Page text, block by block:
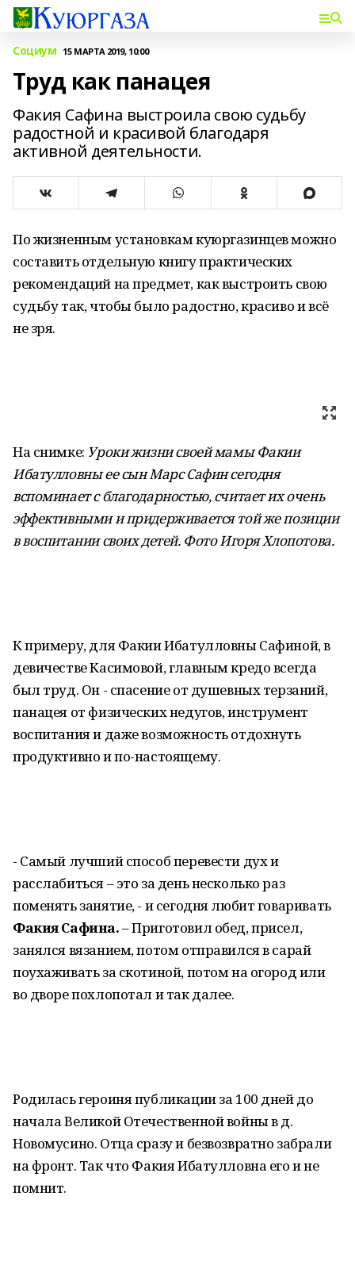
Социум 15 МАРТА 2019, 10:00
Труд как панацея
Факия Сафина выстроила свою судьбу
радостной и красивой благодаря
активной деятельности.
По жизненным установкам куюргазинцев можно
составить отдельную книгу практических
рекомендаций на предмет, как выстроить свою
судьбу так, чтобы было радостно, красиво и всё
не зря.
На снимке: Уроки жизни своей мамы Факии
Ибатулловны ее сын Марс Сафин сегодня
вспоминает с благодарностью, считает их очень
эффективными и придерживается той же позиции
в воспитании своих детей. Фото Игоря Хлопотова.
К примеру, для Факии Ибатулловны Сафиной, в
девичестве Касимовой, главным кредо всегда
был труд. Он - спасение от душевных терзаний,
панацея от физических недугов, инструмент
воспитания и даже возможность отдохнуть
продуктивно и по-настоящему.
- Самый лучший способ перевести дух и
расслабиться – это за день несколько раз
поменять занятие, - и сегодня любит говаривать
Факия Сафина.– Приготовил обед, присел,
занялся вязанием, потом отправился в сарай
поухаживать за скотиной, потом на огород или
во дворе похлопотал и так далее.
Родилась героиня публикации за 100 дней до
начала Великой Отечественной войны в д.
Новомусино. Отца сразу и безвозвратно забрали
на фронт. Так что Факия Ибатулловна его и не
помнит.